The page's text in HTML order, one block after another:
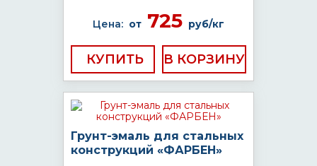
Цена: от 725 руб/кг
КУПИТЬ
Грунт-эмаль для стальных
конструкций «ФАРБЕН»